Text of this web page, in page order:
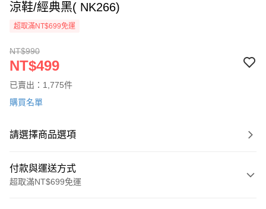
涼鞋/經典黑( NK266)
超取滿NT$699免運
NT$990
NT$499
已賣出：1,775件
購買名單
請選擇商品選項
付款與運送方式
超取滿NT$699免運